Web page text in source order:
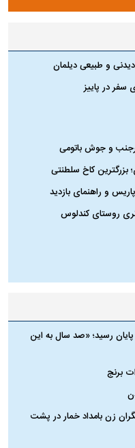
و طبیعی دیلمان
سفر در پاییز
و جوش باتومی
بزرگترین کاخ سلطنتی
و راهنمای بازدید
روستای کندلوس
به پایان رسید؛ «صد سال به این
برنج
زن بامداد خمار در پشت